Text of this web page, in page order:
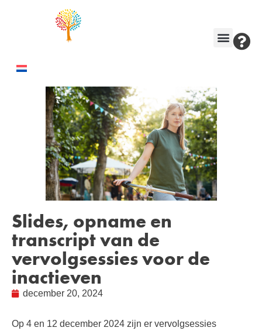
Slides, opname en
transcript van de
vervolgsessies voor de
inactieven
december 20, 2024
Op 4 en 12 december 2024 zijn er vervolgsessies